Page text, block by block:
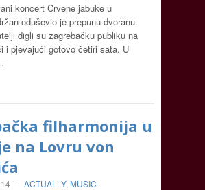
koncert Crvene jabuke u
oduševio je prepunu dvoranu.
digli su zagrebačku publiku na
i pjevajući gotovo četiri sata. U
filharmonija u
na Lovru von
- ACTUALLY, MUSIC